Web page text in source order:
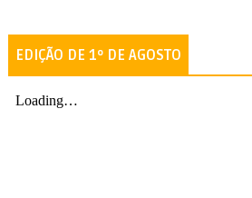
EDIÇÃO DE 1º DE AGOSTO